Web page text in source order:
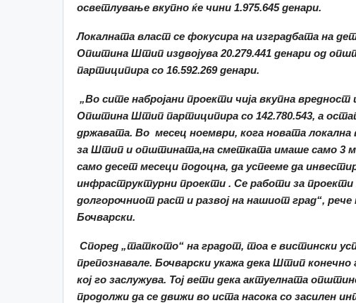
осветлување вкупно ќе чини 1.975.645 денари.
Локалната власт се фокусира на изградбата на
Општина Штип издвојува 20.279.441 денари од
партиципира со 16.592.269 денари.
„Во сите набројани проекти чија вкупна вредност
Општина Штип партиципира со 142.780.543, а
државата. Во месец ноември, кога новата локална
за Штип и општината,на сметката имаше само 3
само десет месеци подоцна,да успееме да
инфраструктурни проекти. Се работи за проекти
долгорочниот раст и развој на нашиот град“, рече
Бочварски.
Според „таткото“ на градот, тоа е вистински
препознавале. Бочварски укажа декаШтип конечно
кој го заслужува. Тој вети дека актуелната
продолжи да се движи во иста насока со засилен